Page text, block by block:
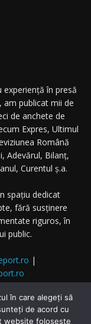
experiență în presă
am publicat mii de
de anchete de
Expres, Ultimul
Română
Adevărul, Bilanț,
Curentul ș.a.
spațiu dedicat
fără susținere
riguros, în
public.
|
rezervate.
în care alegeți să
de acord cu
website foloseste